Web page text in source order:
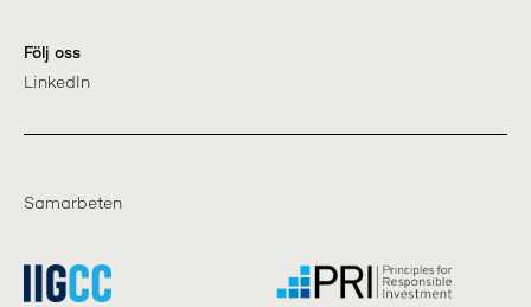
Följ oss
LinkedIn
Samarbeten